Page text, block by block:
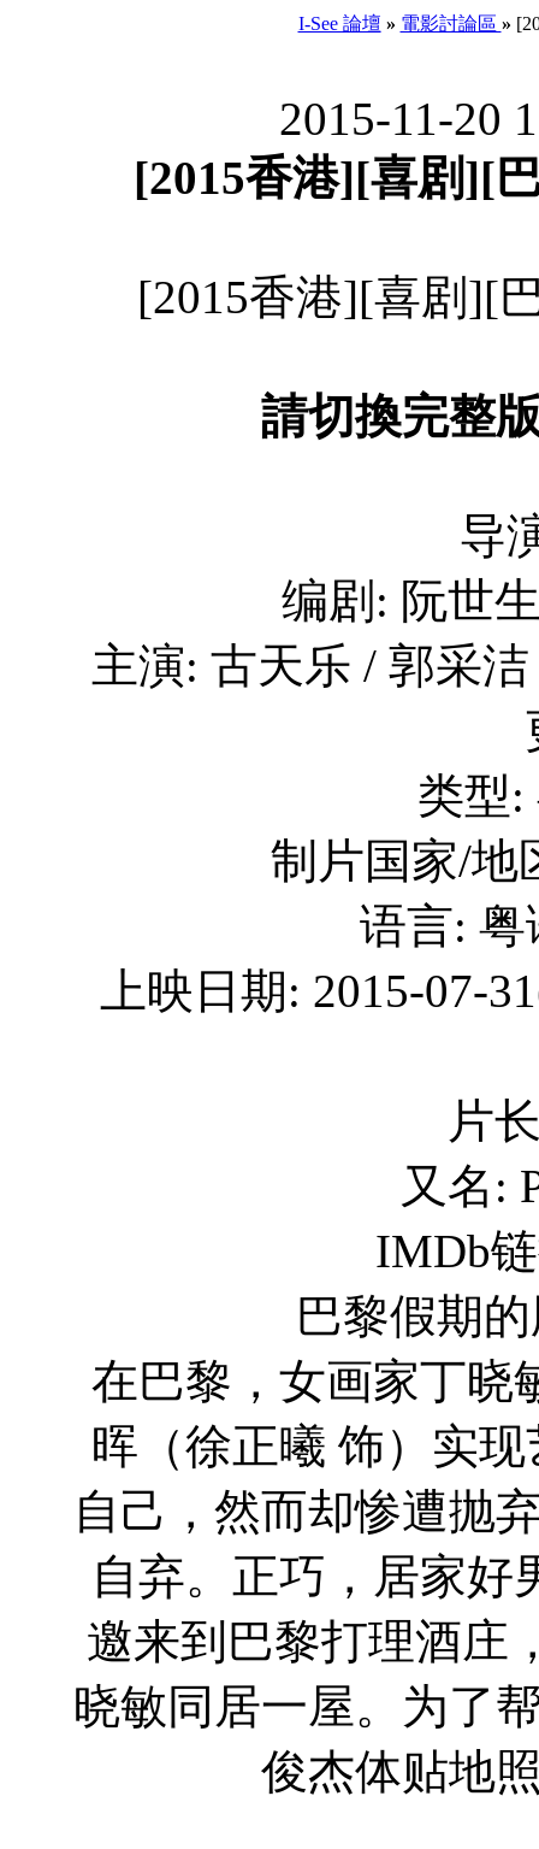
I-See 論壇 » 電影討論區 »
2015-11-20
[2015香港][喜剧][
[2015香港][喜剧][
請切換完整
导
编剧: 阮世
主演: 古天乐 / 郭采
类型:
制片国家/地
语言:
上映日期: 2015-07-
片
又名:
IMDb
巴黎假期的
在巴黎，女画家丁晓
晖（徐正曦 饰）实
自己，然而却惨遭抛
自弃。正巧，居家好
邀来到巴黎打理酒庄
晓敏同居一屋。为了
俊杰体贴地